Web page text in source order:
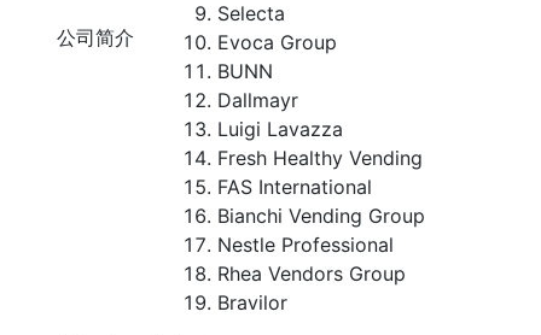
公司简介
Selecta
Evoca Group
BUNN
Dallmayr
Luigi Lavazza
Fresh Healthy Vending
FAS International
Bianchi Vending Group
Nestle Professional
Rhea Vendors Group
Bravilor